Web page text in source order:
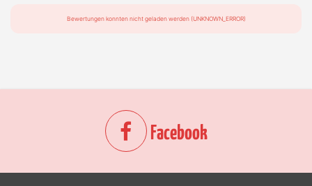
Bewertungen konnten nicht geladen werden (UNKNOWN_ERROR)
Facebook